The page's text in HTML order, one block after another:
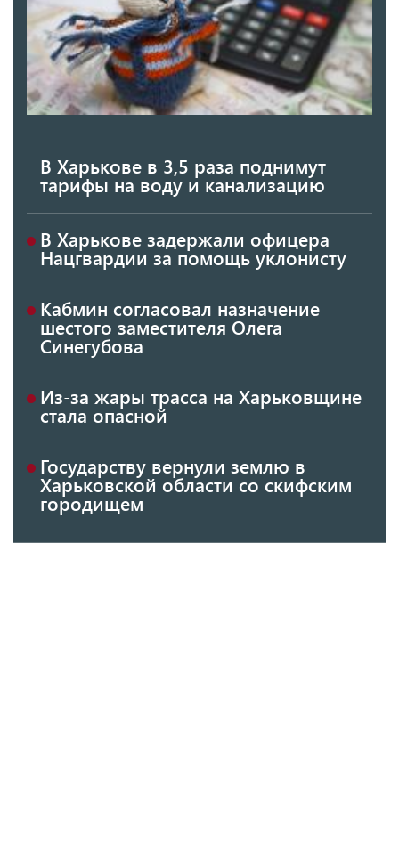
В Харькове в 3,5 раза поднимут
тарифы на воду и канализацию
В Харькове задержали офицера
Нацгвардии за помощь уклонисту
Кабмин согласовал назначение
шестого заместителя Олега
Синегубова
Из-за жары трасса на Харьковщине
стала опасной
Государству вернули землю в
Харьковской области со скифским
городищем